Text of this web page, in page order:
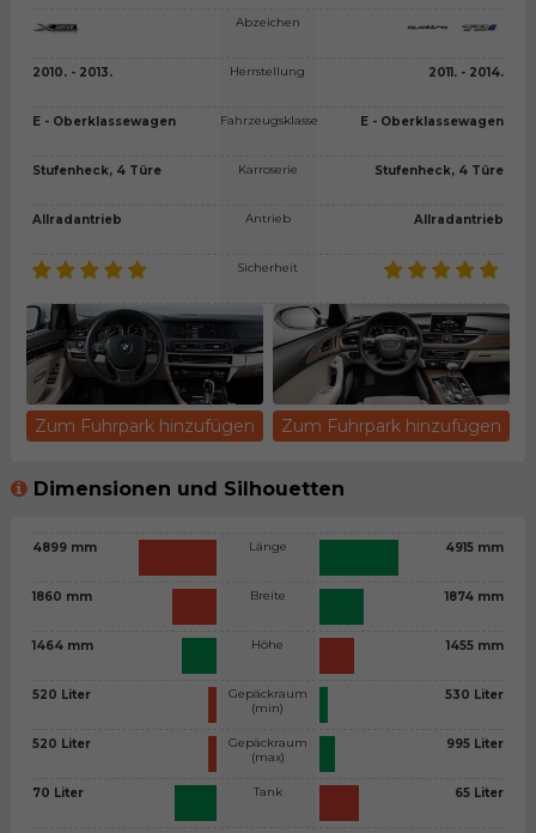
2010. - 2013.
E - Oberklassewagen
Stufenheck, 4 Türe
Allradantrieb
Abzeichen
Herrstellung
Fahrzeugsklasse
Karroserie
Antrieb
Sicherheit
2011. - 2014.
E - Oberklassewagen
Stufenheck, 4 Türe
Allradantrieb
Zum Fuhrpark hinzufügen Zum Fuhrpark hinzufügen
Dimensionen und Silhouetten
4899 mm
1860 mm
1464 mm
520 Liter
520 Liter
70 Liter
Länge
Breite
Höhe
Gepäckraum
(min)
Gepäckraum
(max)
Tank
4915 mm
1874 mm
1455 mm
530 Liter
995 Liter
65 Liter